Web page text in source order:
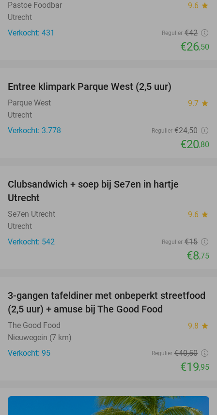
Pastoe Foodbar 9.6 star
Utrecht
Verkocht: 431
Regulier €42
€26,50
Entree klimpark Parque West (2,5 uur)
Parque West 9.7 star
Utrecht
Verkocht: 3.778
Regulier €24,50
€20,80
Clubsandwich + soep bij Se7en in hartje
Utrecht
Se7en Utrecht 9.6 star
Utrecht
Verkocht: 542
Regulier €15
€8,75
51%
3-gangen tafeldiner met onbeperkt streetfood
(2,5 uur) + amuse bij The Good Food
The Good Food 9.8 star
Nieuwegein (7 km)
Verkocht: 95
Regulier €40,50
€19,95